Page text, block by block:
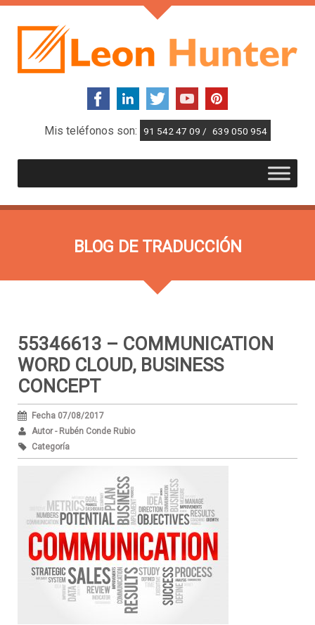
Mis teléfonos son: 91 542 47 09 / 639 050 954
BLOG DE TRADUCCIÓN
55346613 – COMMUNICATION
WORD CLOUD, BUSINESS
CONCEPT
Fecha 07/08/2017
Autor - Rubén Conde Rubio
Categoría